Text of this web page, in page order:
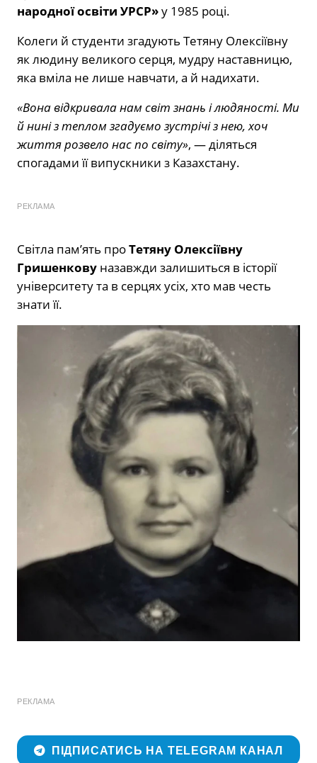
народної освіти УРСР»у 1985 році.
Колеги й студенти згадують Тетяну Олексіївну
як людину великого серця, мудру наставницю,
яка вміла не лише навчати, а й надихати.
«Вона відкривала нам світ знань і людяності. Ми
й нині з теплом згадуємо зустрічі з нею, хоч
життя розвело нас по світу», — діляться
спогадами її випускники з Казахстану.
РЕКЛАМА
Світла пам’ять проТетяну Олексіївну
Гришенкову назавжди залишиться в історії
університету та в серцях усіх, хто мав честь
знати її.
РЕКЛАМА
ПІДПИСАТИСЬ НА TELEGRAM КАНАЛ